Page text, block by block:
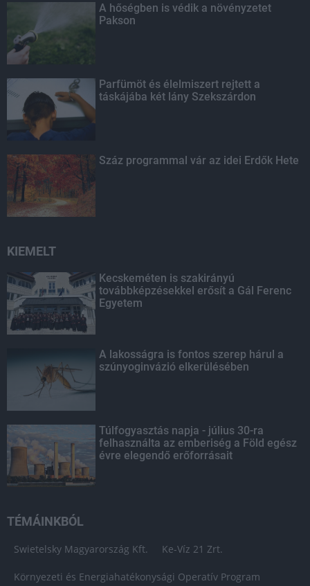
A hőségben is védik a növényzetet
Pakson
Parfümöt és élelmiszert rejtett a
táskájába két lány Szekszárdon
Száz programmal vár az idei Erdők Hete
KIEMELT
Kecskeméten is szakirányú
továbbképzésekkel erősít a Gál Ferenc
Egyetem
A lakosságra is fontos szerep hárul a
szúnyoginvázió elkerülésében
Túlfogyasztás napja - július 30-ra
felhasználta az emberiség a Föld egész
évre elegendő erőforrásait
TÉMÁINKBÓL
Swietelsky Magyarország Kft. Ke-Víz 21 Zrt.
Környezeti és Energiahatékonysági Operatív Program